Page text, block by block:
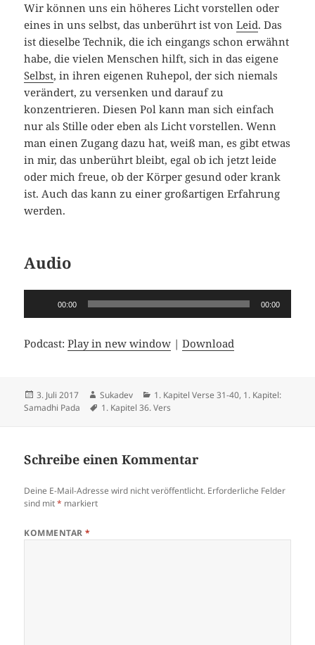
Wir können uns ein höheres Licht vorstellen oder
eines in uns selbst, das unberührt ist vonLeid. Das
ist dieselbe Technik, die ich eingangs schon erwähnt
habe, die vielen Menschen hilft, sich in das eigene
Selbst, in ihren eigenen Ruhepol, der sich niemals
verändert, zu versenken und darauf zu
konzentrieren. Diesen Pol kann man sich einfach
nur als Stille oder eben als Licht vorstellen. Wenn
man einen Zugang dazu hat, weiß man, es gibt etwas
in mir, das unberührt bleibt, egal ob ich jetzt leide
oder mich freue, ob der Körper gesund oder krank
ist. Auch das kann zu einer großartigen Erfahrung
werden.
Audio
Player
00:00 00:00
Podcast:Play in new window |Download
Veröffentlicht
am
3. Juli 2017 Autor
Sukadev Kategorien
1. Kapitel Verse 31-40, 1. Kapitel:
Samadhi Pada
Schlagwörter
1. Kapitel 36. Vers
Schreibe einen Kommentar
Deine E-Mail-Adresse wird nicht veröffentlicht. Erforderliche Felder
sind mit* markiert
KOMMENTAR*